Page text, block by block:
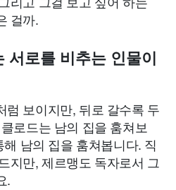
걸까.
서로를 비추는 인물이
럼 보이지만, 뒤로 갈수록 두
로드는 남의 집을 훔쳐보
남의 집을 훔쳐봅니다. 직
지만, 제르맹도 독자로서 그
.